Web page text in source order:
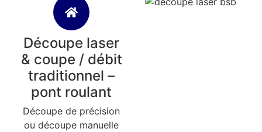
Découpe laser
& coupe / débit
traditionnel –
pont roulant
Découpe de précision
ou découpe manuelle